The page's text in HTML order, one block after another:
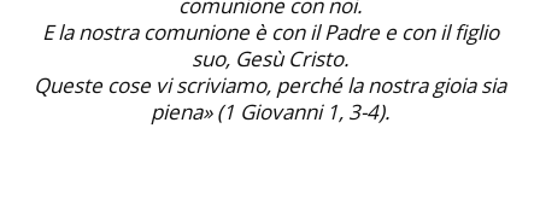
E la nostra comunione è con il Padre e con il figlio
suo, Gesù Cristo.
Queste cose vi scriviamo, perché la nostra gioia sia
piena» (1 Giovanni 1, 3-4).